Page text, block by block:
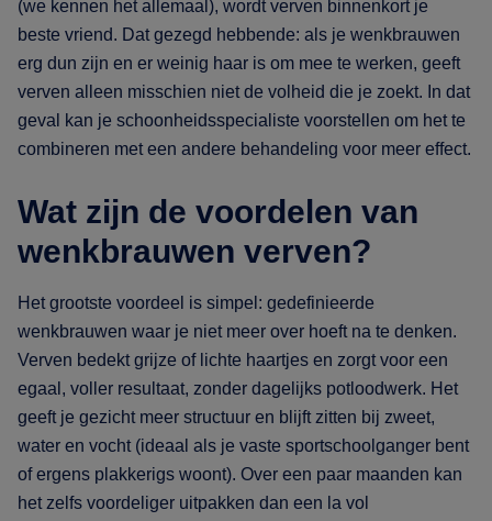
(we kennen het allemaal), wordt verven binnenkort je
beste vriend. Dat gezegd hebbende: als je wenkbrauwen
erg dun zijn en er weinig haar is om mee te werken, geeft
verven alleen misschien niet de volheid die je zoekt. In dat
geval kan je schoonheidsspecialiste voorstellen om het te
combineren met een andere behandeling voor meer effect.
Wat zijn de voordelen van
wenkbrauwen verven?
Het grootste voordeel is simpel: gedefinieerde
wenkbrauwen waar je niet meer over hoeft na te denken.
Verven bedekt grijze of lichte haartjes en zorgt voor een
egaal, voller resultaat, zonder dagelijks potloodwerk. Het
geeft je gezicht meer structuur en blijft zitten bij zweet,
water en vocht (ideaal als je vaste sportschoolganger bent
of ergens plakkerigs woont). Over een paar maanden kan
het zelfs voordeliger uitpakken dan een la vol